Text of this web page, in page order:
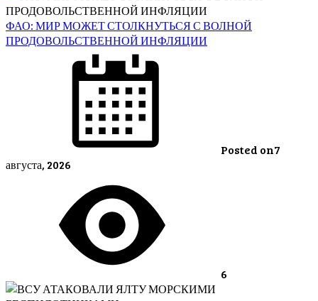
ФАО: МИР МОЖЕТ СТОЛКНУТЬСЯ С ВОЛНОЙ
ПРОДОВОЛЬСТВЕННОЙ ИНФЛЯЦИИ
Posted on7
августа, 2026
6